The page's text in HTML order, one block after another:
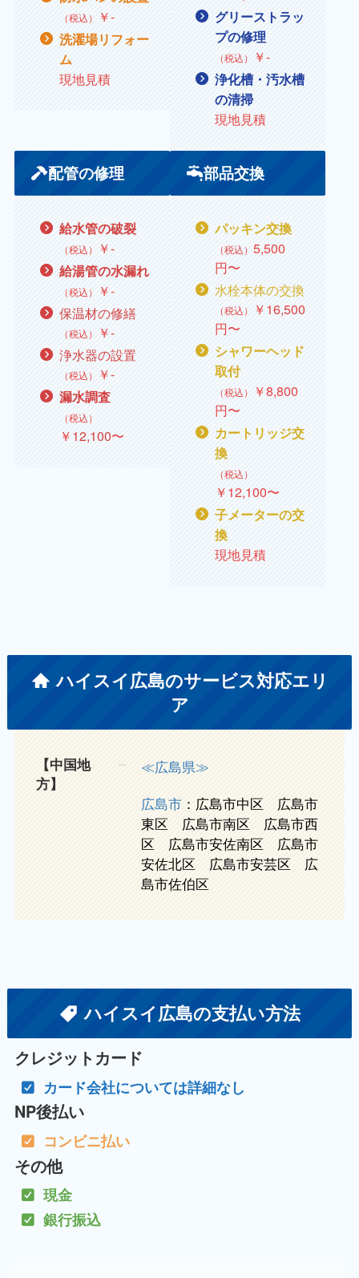
（税込） ￥‐
洗濯場リフォー
ム
現地見積
グリーストラッ
プの修理
（税込） ￥‐
浄化槽・汚水槽
の清掃
現地見積
配管の修理
給水管の破裂
（税込） ￥‐
給湯管の水漏れ
（税込） ￥‐
保温材の修繕
（税込） ￥‐
浄水器の設置
（税込） ￥‐
漏水調査
（税込）
￥12,100〜
部品交換
パッキン交換
（税込）5,500
円〜
水栓本体の交換
（税込） ￥16,500
円〜
シャワーヘッド
取付
（税込） ￥8,800
円〜
カートリッジ交
換
（税込）
￥12,100〜
子メーターの交
換
現地見積
ハイスイ広島のサービス対応エリ
ア
【中国地
方】
≪広島県≫
広島市：広島市中区 広島市
東区 広島市南区 広島市西
区 広島市安佐南区 広島市
安佐北区 広島市安芸区 広
島市佐伯区
ハイスイ広島の支払い方法
クレジットカード
カード会社については詳細なし
NP後払い
コンビニ払い
その他
現金
銀行振込